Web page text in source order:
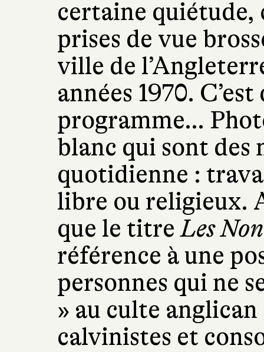
certaine quiétude,
prises de vue
ville de
années 1970.
programme…
blanc qui sont des
quotidienne :
libre ou religieux.
que le titreLes
référence à une
personnes qui ne
» au culte
calvinistes et